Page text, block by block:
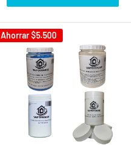
Ahorrar$5.500